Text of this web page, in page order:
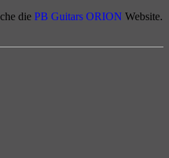
die PB Guitars ORION Website.